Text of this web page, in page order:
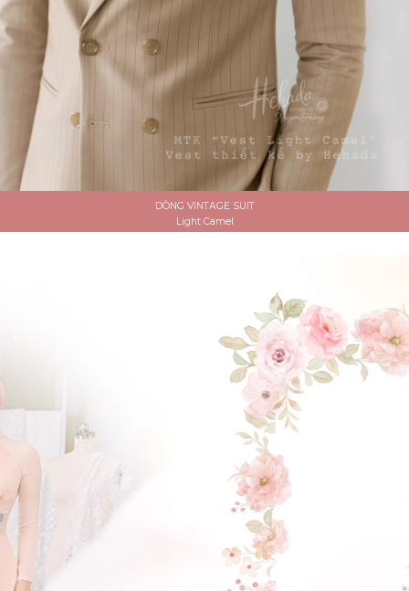
DÒNG VINTAGE SUIT
Light Camel
ĐẶT LỊCH HẸN